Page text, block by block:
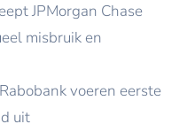
JPMorgan Chase
misbruik en
voeren eerste
uit